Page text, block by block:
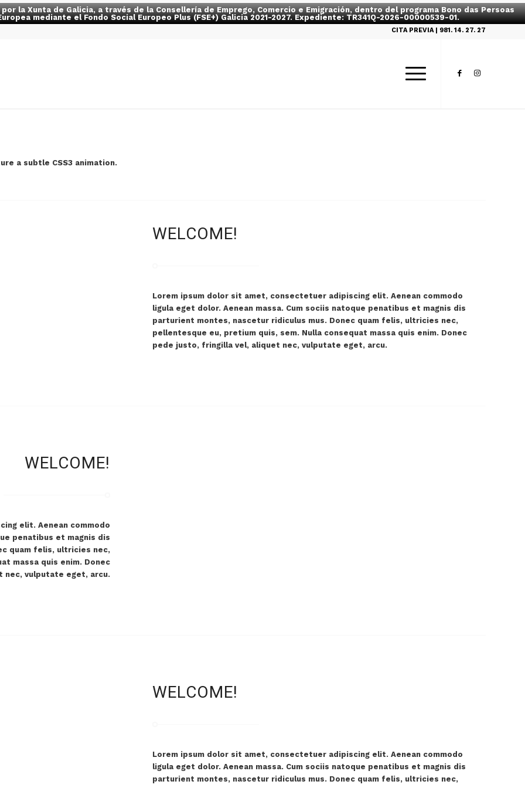
la Xunta de Galicia, a través de la Consellería de Emprego, Comercio e Emigración, dentro del programa Bono das Persoas
mediante el Fondo Social Europeo Plus (FSE+) Galicia 2021-2027. Expediente: TR341Q-2026-00000539-01.
CITA PREVIA | 981. 14. 27. 27
a subtle CSS3 animation.
WELCOME!
Lorem ipsum dolor sit amet, consectetuer adipiscing elit. Aenean commodo
ligula eget dolor. Aenean massa. Cum sociis natoque penatibus et magnis dis
parturient montes, nascetur ridiculus mus. Donec quam felis, ultricies nec,
pellentesque eu, pretium quis, sem. Nulla consequat massa quis enim. Donec
pede justo, fringilla vel, aliquet nec, vulputate eget, arcu.
WELCOME!
elit. Aenean commodo
penatibus et magnis dis
quam felis, ultricies nec,
massa quis enim. Donec
nec, vulputate eget, arcu.
WELCOME!
Lorem ipsum dolor sit amet, consectetuer adipiscing elit. Aenean commodo
ligula eget dolor. Aenean massa. Cum sociis natoque penatibus et magnis dis
parturient montes, nascetur ridiculus mus. Donec quam felis, ultricies nec,